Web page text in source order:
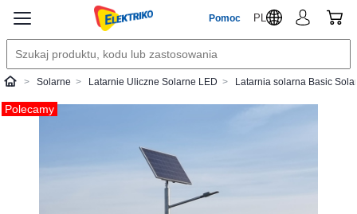
Pomoc PL
ElektrikoSolarne Latarnie Uliczne Solarne LED Latarnia solarna Basic
Polecamy